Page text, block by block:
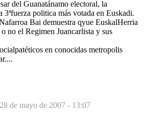
del Guanatánamo electoral, la
3ªfuerza politica más votada en Euskadi.
Bai demuestra qyue EuskalHerria
no el Regimen Juancarlista y sus
en conocidas metropolis
28 de mayo de 2007 - 13:07